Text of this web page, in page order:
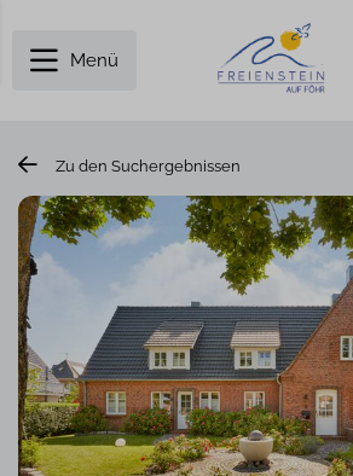
Menü
Zu den Suchergebnissen